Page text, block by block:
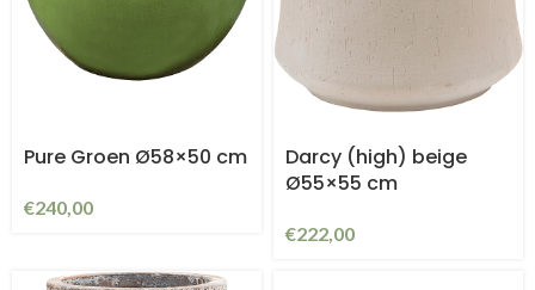
Pure Groen Ø58×50 cm
€240,00
Darcy (high) beige
Ø55×55 cm
€222,00